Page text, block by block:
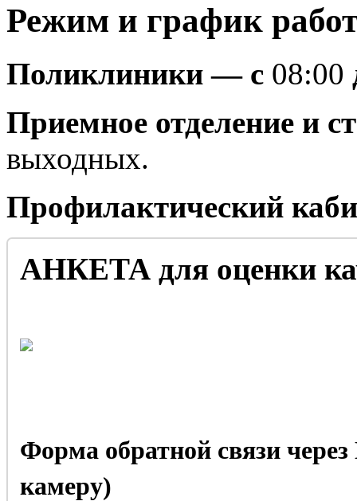
Режим и график
Поликлиники — с 08:00
Приемное отделение и
выходных.
Профилактический
АНКЕТА для оценки
Форма обратной связи
камеру)